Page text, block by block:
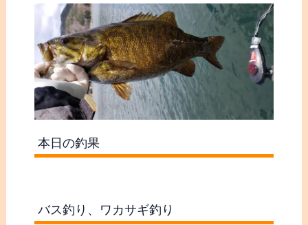
本日の釣果
バス釣り、ワカサギ釣り